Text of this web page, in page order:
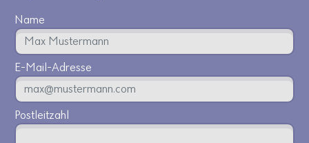
Name
E-Mail-Adresse
Postleitzahl